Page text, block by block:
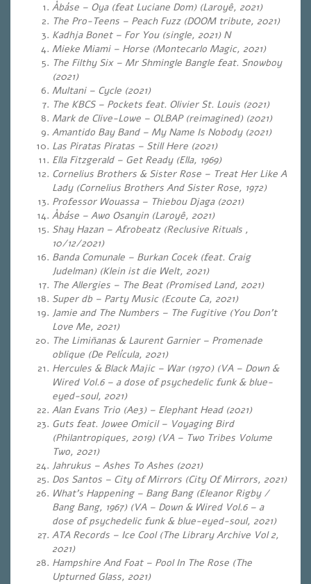
Àbáse – Oya (feat Luciane Dom) (Laroyê, 2021)
The Pro-Teens – Peach Fuzz (DOOM tribute, 2021)
Kadhja Bonet – For You (single, 2021) N
Mieke Miami – Horse (Montecarlo Magic, 2021)
The Filthy Six – Mr Shmingle Bangle feat. Snowboy
(2021)
Multani – Cycle (2021)
The KBCS – Pockets feat. Olivier St. Louis (2021)
Mark de Clive-Lowe – OLBAP (reimagined) (2021)
Amantido Bay Band – My Name Is Nobody (2021)
Las Piratas Piratas – Still Here (2021)
Ella Fitzgerald – Get Ready (Ella, 1969)
Cornelius Brothers & Sister Rose – Treat Her Like A
Lady (Cornelius Brothers And Sister Rose, 1972)
Professor Wouassa – Thiebou Djaga (2021)
Àbáse – Awo Osanyin (Laroyê, 2021)
Shay Hazan – Afrobeatz (Reclusive Rituals ,
10/12/2021)
Banda Comunale – Burkan Cocek (feat. Craig
Judelman) (Klein ist die Welt, 2021)
The Allergies – The Beat (Promised Land, 2021)
Super db – Party Music (Ecoute Ca, 2021)
Jamie and The Numbers – The Fugitive (You Don’t
Love Me, 2021)
The Limiñanas & Laurent Garnier – Promenade
oblique (De Película, 2021)
Hercules & Black Majic – War (1970) (VA – Down &
Wired Vol.6 – a dose of psychedelic funk & blue-
eyed-soul, 2021)
Alan Evans Trio (Ae3) – Elephant Head(2021)
Guts feat. Jowee Omicil – Voyaging Bird
(Philantropiques, 2019) (VA – Two Tribes Volume
Two, 2021)
Jahrukus – Ashes To Ashes (2021)
Dos Santos – City of Mirrors (City Of Mirrors, 2021)
What’s Happening – Bang Bang (Eleanor Rigby /
Bang Bang, 1967) (VA – Down & Wired Vol.6 – a
dose of psychedelic funk & blue-eyed-soul, 2021)
ATA Records – Ice Cool (The Library Archive Vol 2,
2021)
Hampshire And Foat – Pool In The Rose (The
Upturned Glass, 2021)